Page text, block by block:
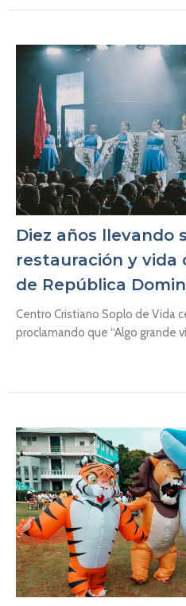
Diez años llevando
restauración y vida
de República
Centro Cristiano Soplo de Vida
proclamando que “Algo grande